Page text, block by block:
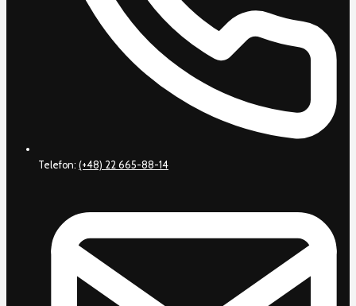
Telefon: (+48) 22 665-88-14